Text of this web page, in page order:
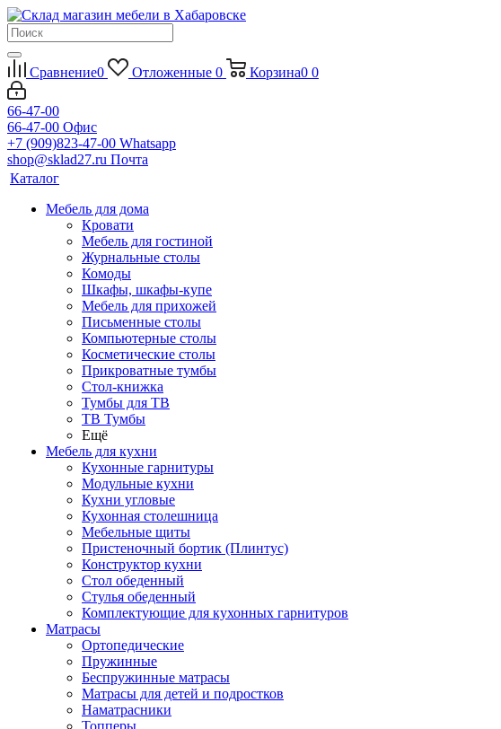
Сравнение0 Отложенные 0 Корзина0 0
66-47-00
66-47-00 Офис
+7 (909)823-47-00 Whatsapp
shop@sklad27.ru Почта
Каталог
Мебель для дома
Кровати
Мебель для гостиной
Журнальные столы
Комоды
Шкафы, шкафы-купе
Мебель для прихожей
Письменные столы
Компьютерные столы
Косметические столы
Прикроватные тумбы
Стол-книжка
Тумбы для ТВ
ТВ Тумбы
Ещё
Мебель для кухни
Кухонные гарнитуры
Модульные кухни
Кухни угловые
Кухонная столешница
Мебельные щиты
Пристеночный бортик (Плинтус)
Конструктор кухни
Стол обеденный
Стулья обеденный
Комплектующие для кухонных гарнитуров
Матраcы
Ортопедические
Пружинные
Беспружинные матрасы
Матрасы для детей и подростков
Наматрасники
Топперы